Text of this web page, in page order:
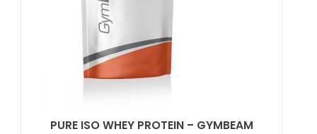
PURE ISO WHEY PROTEIN – GYMBEAM